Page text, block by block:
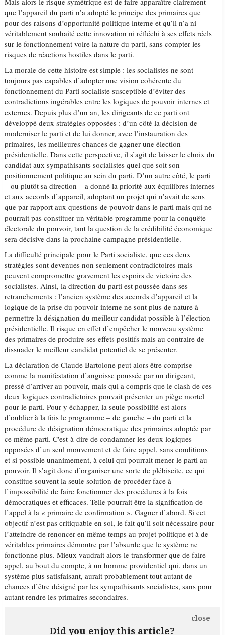
que l’appareil du parti n’a adopté le principe des primaires que
pour des raisons d’opportunité politique interne et qu’il n’a ni
véritablement souhaité cette innovation ni réfléchi à ses effets réels
sur le fonctionnement voire la nature du parti, sans compter les
risques de réactions hostiles dans le parti.
La morale de cette histoire est simple : les socialistes ne sont
toujours pas capables d’adopter une vision cohérente du
fonctionnement du Parti socialiste susceptible d’éviter des
contradictions ingérables entre les logiques de pouvoir internes et
externes. Depuis plus d’un an, les dirigeants de ce parti ont
développé deux stratégies opposées : d’un côté la décision de
moderniser le parti et de lui donner, avec l’instauration des
primaires, les meilleures chances de gagner une élection
présidentielle. Dans cette perspective, il s’agit de laisser le choix du
candidat aux sympathisants socialistes quel que soit son
positionnement politique au sein du parti. D’un autre côté, le parti
– ou plutôt sa direction – a donné la priorité aux équilibres internes
et aux accords d’appareil, adoptant un projet qui n’avait de sens
que par rapport aux questions de pouvoir dans le parti mais qui ne
pourrait pas constituer un véritable programme pour la conquête
électorale du pouvoir, tant la question de la crédibilité économique
sera décisive dans la prochaine campagne présidentielle.
La difficulté principale pour le Parti socialiste, que ces deux
stratégies sont devenues non seulement contradictoires mais
peuvent compromettre gravement les espoirs de victoire des
socialistes. Ainsi, la direction du parti est poussée dans ses
retranchements : l’ancien système des accords d’appareil et la
logique de la prise du pouvoir interne ne sont plus de nature à
permettre la désignation du meilleur candidat possible à l’élection
présidentielle. Il risque en effet d’empêcher le nouveau système
des primaires de produire ses effets positifs mais au contraire de
dissuader le meilleur candidat potentiel de se présenter.
La déclaration de Claude Bartolone peut alors être comprise
comme la manifestation d’angoisse poussée par un dirigeant,
pressé d’arriver au pouvoir, mais qui a compris que le clash de ces
deux logiques contradictoires pouvait présenter un piège mortel
pour le parti. Pour y échapper, la seule possibilité est alors
d’oublier à la fois le programme – de gauche – du parti et la
procédure de désignation démocratique des primaires adoptée par
ce même parti. C'est-à-dire de condamner les deux logiques
opposées d’un seul mouvement et de faire appel, sans conditions
et si possible unanimement, à celui qui pourrait mener le parti au
pouvoir. Il s’agit donc d’organiser une sorte de plébiscite, ce qui
constitue souvent la seule solution de procéder face à
l’impossibilité de faire fonctionner des procédures à la fois
démocratiques et efficaces. Telle pourrait être la signification de
l’appel à la « primaire de confirmation ». Gagner d’abord. Si cet
objectif n’est pas critiquable en soi, le fait qu’il soit nécessaire pour
l’atteindre de renoncer en même temps au projet politique et à de
véritables primaires démontre par l’absurde que le système ne
fonctionne plus. Mieux vaudrait alors le transformer que de faire
appel, au bout du compte, à un homme providentiel qui, dans un
système plus satisfaisant, aurait probablement tout autant de
chances d’être désigné par les sympathisants socialistes, sans pour
autant rendre les primaires secondaires.
Did you enjoy this article?
close